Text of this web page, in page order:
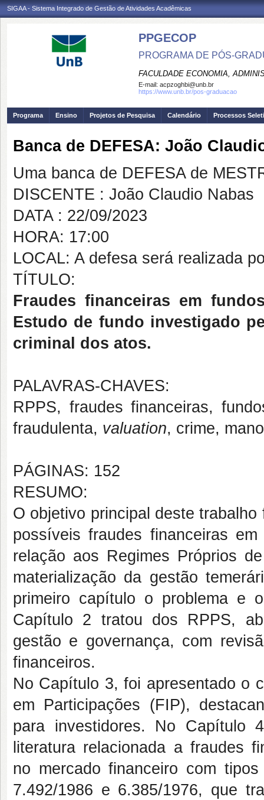
SIGAA - Sistema Integrado de Gestão de Atividades Acadêmicas
PPGECOP
PROGRAMA DE PÓS-
FACULDADE ECONOMIA,
E-mail: acpzoghbi@unb.br
https://www.unb.br/pos-graduacao
Programa Ensino Projetos de Pesquisa Calendário Processos
Banca de DEFESA: João
Uma banca de DEFESA de
DISCENTE : João Claudio Nabas
DATA : 22/09/2023
HORA: 17:00
LOCAL: A defesa será realizada
TÍTULO:
Fraudes financeiras em
Estudo de fundo investigado
criminal dos atos.
PALAVRAS-CHAVES:
RPPS, fraudes financeiras,
fraudulenta, valuation, crime,
PÁGINAS: 152
RESUMO:
O objetivo principal deste
possíveis fraudes financeiras
relação aos Regimes Próprios
materialização da gestão
primeiro capítulo o problema e
Capítulo 2 tratou dos RPPS,
gestão e governança, com
financeiros.
No Capítulo 3, foi apresentado o
em Participações (FIP),
para investidores. No Capítulo
literatura relacionada a fraudes
no mercado financeiro com
7.492/1986 e 6.385/1976, que